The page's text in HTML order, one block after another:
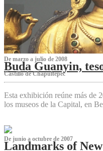
De marzo a julio de 2008
Buda Guanyin,
Castillo de Chapultepec
Esta exhibición reúne más de
los museos de la Capital, en
De junio a octubre de 2007
Landmarks of